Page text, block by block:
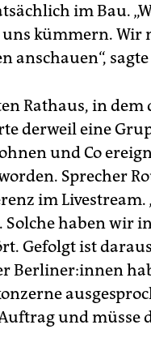
im Bau.
kümmern. Wir
anschauen“, sagte
Rathaus, in
derweil eine
und Co
Sprecher
im
Solche haben wir
Gefolgt ist
Ber­li­ne­r:in­nen
und müsse